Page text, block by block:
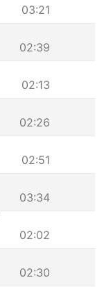
03:21
02:39
02:13
02:26
02:51
03:34
02:02
02:30